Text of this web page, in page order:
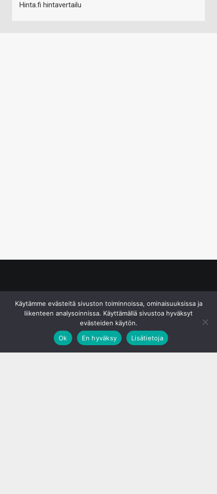
Hinta.fi hintavertailu
Käytämme evästeitä sivuston toiminnoissa, ominaisuuksissa ja
liikenteen analysoinnissa. Käyttämällä sivustoa hyväksyt
evästeiden käytön.
Ok
En hyväksy Lisätietoja